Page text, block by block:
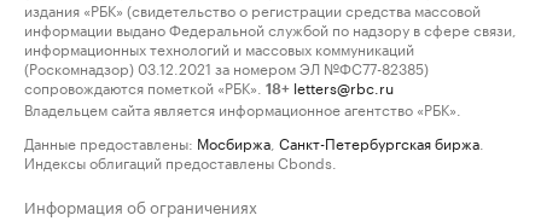
издания «РБК» (свидетельство о регистрации средства массовой
информации выдано Федеральной службой по надзору в сфере связи,
информационных технологий и массовых коммуникаций
(Роскомнадзор) 03.12.2021 за номером ЭЛ №ФС77-82385)
сопровождаются пометкой «РБК».
18+ letters@rbc.ru
Владельцем сайта является информационное агентство «РБК».
Данные предоставлены: Мосбиржа Санкт-Петербургская биржа
Индексы облигаций предоставлены Cbonds.
Информация об ограничениях